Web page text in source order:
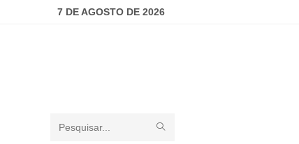
7 DE AGOSTO DE 2026
Pesquisar